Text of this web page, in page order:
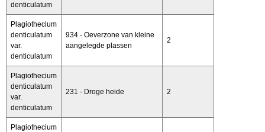
denticulatum
Plagiothecium
denticulatum
var.
denticulatum
934 - Oeverzone van kleine
aangelegde plassen
2
Plagiothecium
denticulatum
var.
denticulatum
231 - Droge heide 2
Plagiothecium